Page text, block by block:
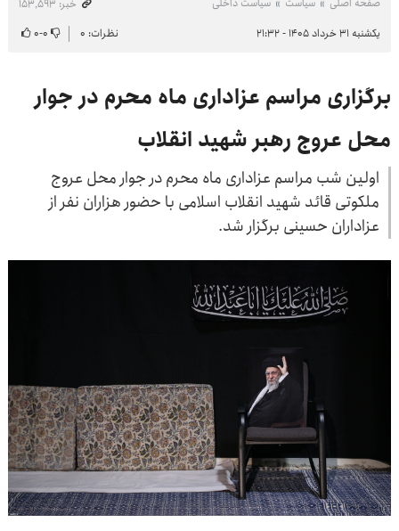
خبر: ۱۵۳٬۵۹۳
یکشنبه ۳۱ خرداد ۱۴۰۵ - ۲۱:۳۲
نظرات: ۰ ۰-۰
برگزاری مراسم عزاداری ماه محرم در جوار
محل عروج رهبر شهید انقلاب
اولین شب مراسم عزاداری ماه محرم در جوار محل عروج
ملکوتی قائد شهید انقلاب اسلامی با حضور هزاران نفر از
عزاداران حسینی برگزار شد.